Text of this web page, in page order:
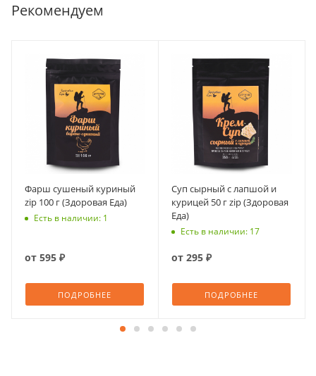
Рекомендуем
Фарш сушеный куриный
zip 100 г (Здоровая Еда)
Есть в наличии: 1
от 595 ₽
ПОДРОБНЕЕ
Суп сырный с лапшой и
курицей 50 г zip (Здоровая
Еда)
Есть в наличии: 17
от 295 ₽
ПОДРОБНЕЕ